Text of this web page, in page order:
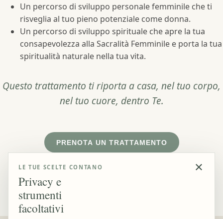
×
LE TUE SCELTE CONTANO
Privacy e
strumenti
facoltativi
Un percorso di sviluppo personale femminile che ti
risveglia al tuo pieno potenziale come donna.
Un percorso di sviluppo spirituale che apre la tua
consapevolezza alla Sacralità Femminile e porta la tua
spiritualità naturale nella tua vita.
Questo trattamento ti riporta a casa, nel tuo corpo,
nel tuo cuore, dentro Te.
PRENOTA UN TRATTAMENTO